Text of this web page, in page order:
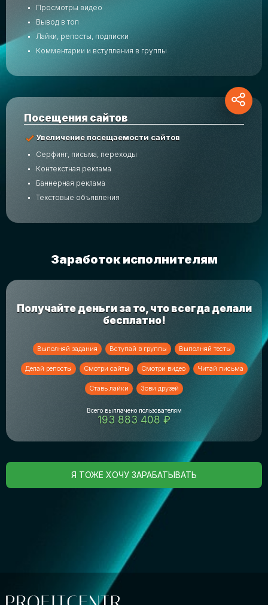
Просмотры видео
Вывод в топ
Лайки, репосты, подписки
Комментарии и вступления в группы
Посещения сайтов
Увеличение посещаемости сайтов
Серфинг, письма, переходы
Контекстная реклама
Баннерная реклама
Текстовые объявления
Заработок исполнителям
Получайте деньги за то, что всегда делали
бесплатно!
Выполняй задания Вступай в группы Выполняй тесты
Делай репосты Смотри сайты Смотри видео Читай письма
Ставь лайки Зови друзей
Всего выплачено пользователям
193 883 408 ₽
Я ТОЖЕ ХОЧУ ЗАРАБАТЫВАТЬ